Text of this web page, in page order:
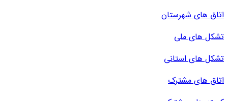
اتاق های شهرستان
تشکل های ملی
تشکل های استانی
اتاق های مشترک